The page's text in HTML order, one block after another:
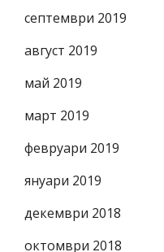
септември 2019
август 2019
май 2019
март 2019
февруари 2019
януари 2019
декември 2018
октомври 2018